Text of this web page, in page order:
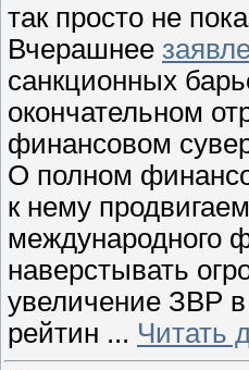
так просто не
Вчерашнее
санкционных
окончательном
финансовом
О полном
к нему
международного
наверстывать
увеличение ЗВР
рейтин ... Читать